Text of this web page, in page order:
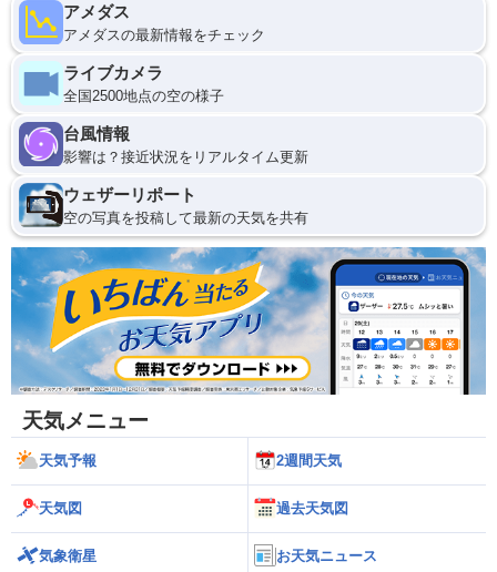
アメダス
アメダスの最新情報をチェック
ライブカメラ
全国2500地点の空の様子
台風情報
影響は？接近状況をリアルタイム更新
ウェザーリポート
空の写真を投稿して最新の天気を共有
天気メニュー
天気予報 2週間天気
天気図 過去天気図
気象衛星 お天気ニュース